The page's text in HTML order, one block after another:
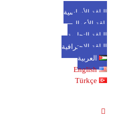
الباقة الأساسية
باقة الأعمال
الباقة التجارية
الباقة الاحترافية
العربية
English
Türkçe